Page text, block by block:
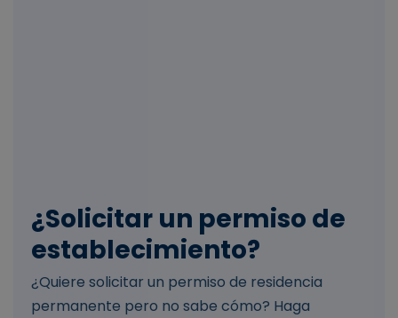
¿Solicitar un permiso de
establecimiento?
¿Quiere solicitar un permiso de residencia
permanente pero no sabe cómo? Haga